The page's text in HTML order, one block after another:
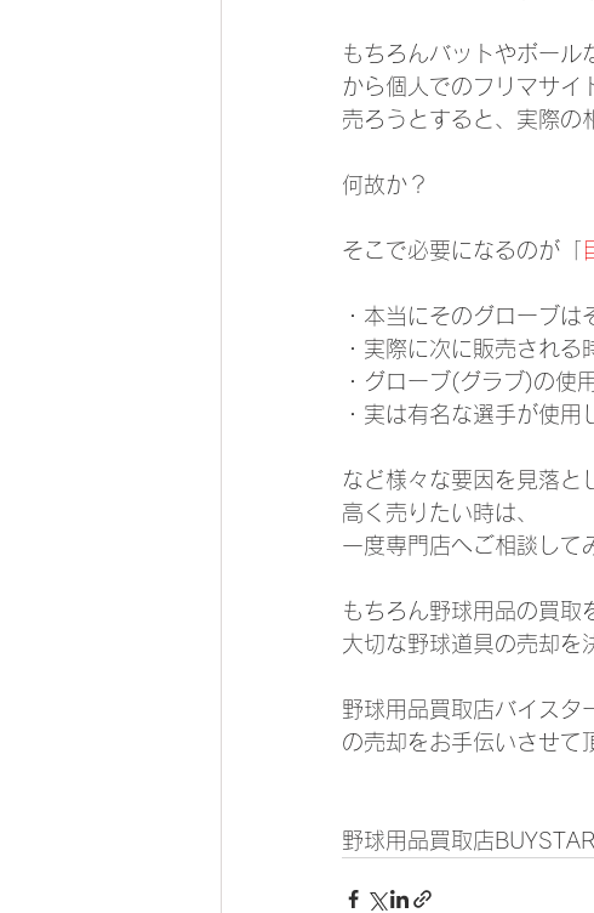
もちろんバットやボール
から個人でのフリマサイ
売ろうとすると、実際の
何故か？
そこで必要になるのが「
・本当にそのグローブは
・実際に次に販売される
・グローブ(グラブ)の使
・実は有名な選手が使用
など様々な要因を見落と
高く売りたい時は、
一度専門店へご相談して
もちろん野球用品の買取
大切な野球道具の売却を
野球用品買取店バイス
の売却をお手伝いさせて
野球用品買取店BUYSTAR